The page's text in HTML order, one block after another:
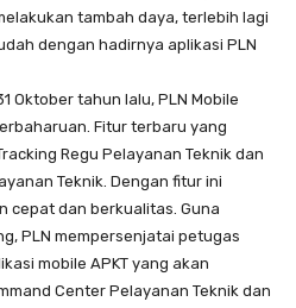
tambah daya, terlebih lagi
dengan hadirnya aplikasi PLN
Oktober tahun lalu, PLN Mobile
Fitur terbaru yang
Regu Pelayanan Teknik dan
Teknik. Dengan fitur ini
cepat dan berkualitas. Guna
PLN mempersenjatai petugas
mobile APKT yang akan
Center Pelayanan Teknik dan